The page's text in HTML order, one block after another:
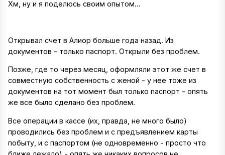
Хм, ну и я поделюсь своим опытом...
Открывал счет в Алиор больше года назад. Из
документов - только паспорт. Открыли без проблем.
Позже, где то через месяц, оформляли этот же счет в
совместную собственность с женой - у нее тоже из
документов на тот момент был только паспорт - опять
же все было сделано без проблем.
Все операции в кассе (их, правда, не много было)
проводились без проблем и с предъявлением карты
побыту, и с паспортом (не одновременно - просто что